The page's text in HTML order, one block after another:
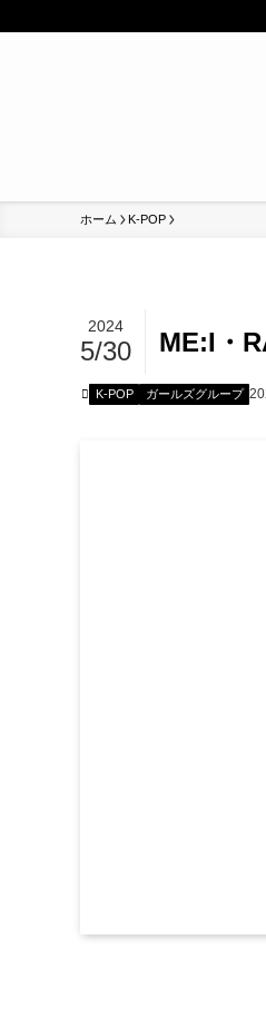
ホーム K-POP
ME:I・
2024
5/30
K-POP ガールズグループ